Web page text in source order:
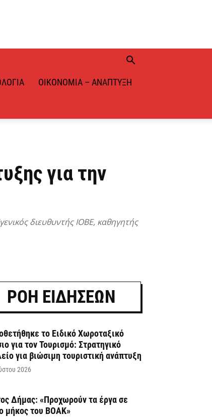
ΟΙΚΟΝΟΜΊΑ – ΑΝΆΠΤΥΞΗ
για την
διευθυντής ΙΟΒΕ, καθηγητής
ΡΟΗ ΕΙΔΗΣΕΩΝ
το Ειδικό Χωροταξικό
για τον Τουρισμό: Στρατηγικό
για βιώσιμη τουριστική ανάπτυξη
2026
Δήμας: «Προχωρούν τα έργα σε
μήκος του ΒΟΑΚ»